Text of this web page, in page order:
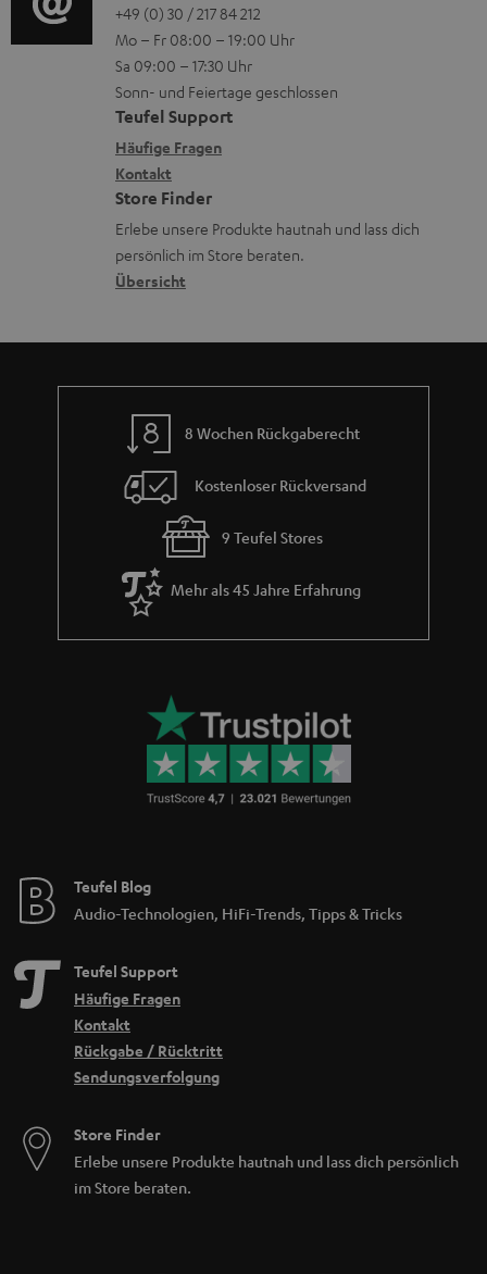
a
d
e
n
n
z
u
r
G
a
r
a
n
i
e
e
r
ä
t
e
R
ü
c
k
a
h
m
o
-
L
e
x
i
k
o
n
o
n
t
a
k
t
d
a
t
n
+49 (0) 30 / 217 84 212
Mo – Fr 08:00 – 19:00 Uhr
Sa 09:00 – 17:30 Uhr
Sonn- und Feiertage geschlossen
Teufel Support
Häufige Fragen
Kontakt
Store Finder
Erlebe unsere Produkte hautnah und lass dich
persönlich im Store beraten.
Übersicht
8 Wochen Rückgaberecht
Kostenloser Rückversand
9 Teufel Stores
Mehr als 45 Jahre Erfahrung
Teufel Blog
Audio-Technologien, HiFi-Trends, Tipps & Tricks
Teufel Support
Häufige Fragen
Kontakt
Rückgabe / Rücktritt
Sendungsverfolgung
Store Finder
Erlebe unsere Produkte hautnah und lass dich persönlich
im Store beraten.